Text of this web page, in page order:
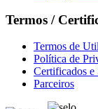
Termos /
Termos de
Política de
Certificados e
Parceiros